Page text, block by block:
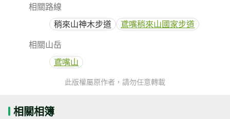
相關路線
稍來山神木步道
鳶嘴稍來山國家步道
相關山岳
鳶嘴山
此版權屬原作者，請勿任意轉載
相關相簿